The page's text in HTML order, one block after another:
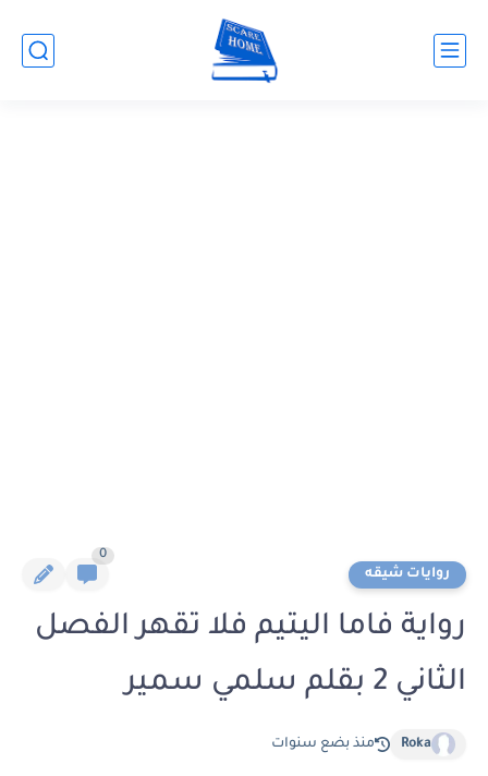
روايات شيقه
0
رواية فاما اليتيم فلا تقهر الفصل
الثاني 2 بقلم سلمي سمير
Roka منذ بضع سنوات